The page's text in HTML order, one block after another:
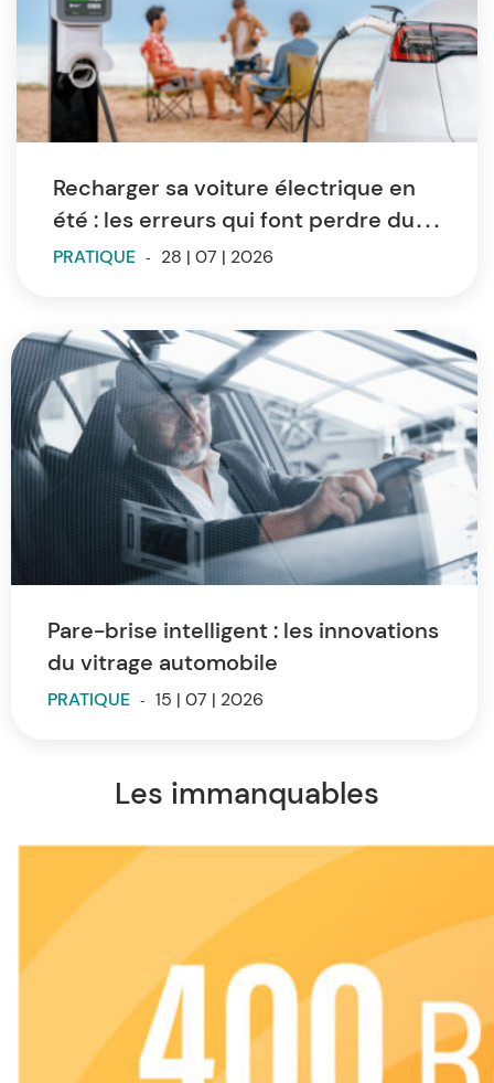
Recharger sa voiture électrique en
été : les erreurs qui font perdre du
temps et de l’autonomie
PRATIQUE - 28 | 07 | 2026
Pare-brise intelligent : les innovations
du vitrage automobile
PRATIQUE - 15 | 07 | 2026
Les immanquables